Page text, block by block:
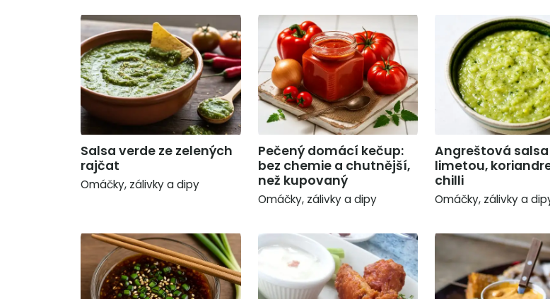
Salsa verde ze zelených
rajčat
Omáčky, zálivky a dipy
Pečený domácí kečup:
bez chemie a chutnější,
než kupovaný
Omáčky, zálivky a dipy
Angreštová salsa
limetou,
chilli
Omáčky, zálivky a